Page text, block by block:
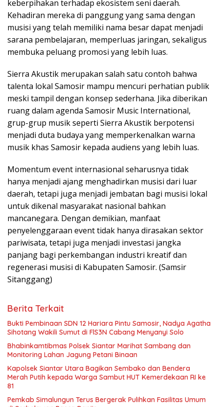
keberpihakan terhadap ekosistem seni daerah.
Kehadiran mereka di panggung yang sama dengan
musisi yang telah memiliki nama besar dapat menjadi
sarana pembelajaran, memperluas jaringan, sekaligus
membuka peluang promosi yang lebih luas.
Sierra Akustik merupakan salah satu contoh bahwa
talenta lokal Samosir mampu mencuri perhatian publik
meski tampil dengan konsep sederhana. Jika diberikan
ruang dalam agenda Samosir Music International,
grup-grup musik seperti Sierra Akustik berpotensi
menjadi duta budaya yang memperkenalkan warna
musik khas Samosir kepada audiens yang lebih luas.
Momentum event internasional seharusnya tidak
hanya menjadi ajang menghadirkan musisi dari luar
daerah, tetapi juga menjadi jembatan bagi musisi lokal
untuk dikenal masyarakat nasional bahkan
mancanegara. Dengan demikian, manfaat
penyelenggaraan event tidak hanya dirasakan sektor
pariwisata, tetapi juga menjadi investasi jangka
panjang bagi perkembangan industri kreatif dan
regenerasi musisi di Kabupaten Samosir. (Samsir
Sitanggang)
Berita Terkait
Bukti Pembinaan SDN 12 Hariara Pintu Samosir, Nadya Agatha
Sihotang Wakili Sumut di FlS3N Cabang Menyanyi Solo
Bhabinkamtibmas Polsek Siantar Marihat Sambang dan
Monitoring Lahan Jagung Petani Binaan
Kapolsek Siantar Utara Bagikan Sembako dan Bendera
Merah Putih kepada Warga Sambut HUT Kemerdekaan RI ke
81
Pemkab Simalungun Terus Bergerak Pulihkan Fasilitas Umum